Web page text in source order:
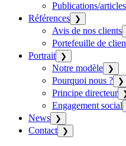
Publications/articles
Références ❯
Avis de nos clients
Portefeuille de
Portrait ❯
Notre modèle ❯
Pourquoi nous ? ❯
Principe directeur
Engagement social
News ❯
Contact ❯